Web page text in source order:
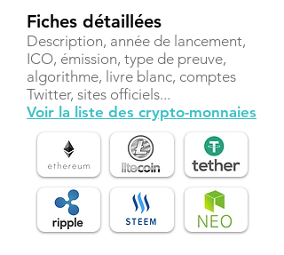
Fiches détaillées
Description, année de lancement,
ICO, émission, type de preuve,
algorithme, livre blanc, comptes
Twitter, sites officiels...
Voir la liste des crypto-monnaies